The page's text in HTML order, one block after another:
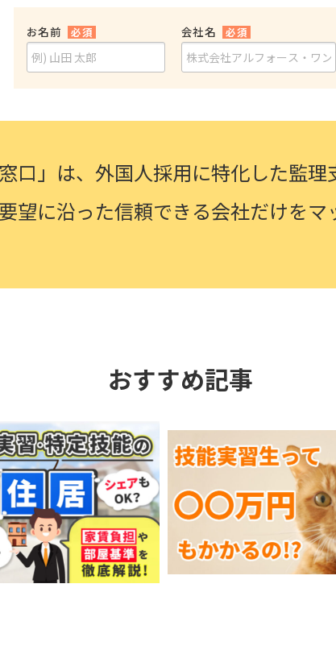
営業
貿易
講師・教師
・プレスリリース
役立ち資料
お名前 必須 会社名 必須
口」は、 外国人採用に特化した監理
望に沿った信頼できる会社だけをマ
おすすめ記事